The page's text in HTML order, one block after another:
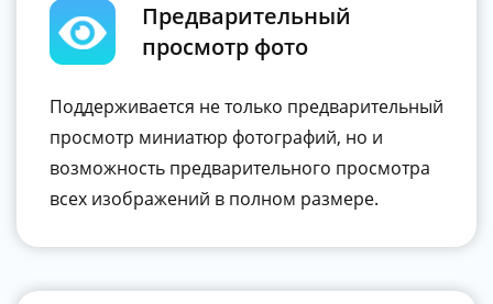
Предварительный
просмотр фото
Поддерживается не только предварительный
просмотр миниатюр фотографий, но и
возможность предварительного просмотра
всех изображений в полном размере.